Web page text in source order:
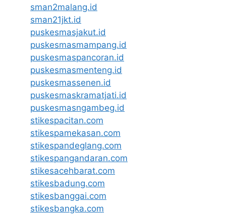
sman2malang.id
sman21jkt.id
puskesmasjakut.id
puskesmasmampang.id
puskesmaspancoran.id
puskesmasmenteng.id
puskesmassenen.id
puskesmaskramatjati.id
puskesmasngambeg.id
stikespacitan.com
stikespamekasan.com
stikespandeglang.com
stikespangandaran.com
stikesacehbarat.com
stikesbadung.com
stikesbanggai.com
stikesbangka.com